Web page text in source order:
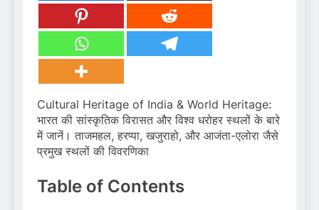
Cultural Heritage of India & World Heritage:
भारत की सांस्कृतिक विरासत और विश्व धरोहर स्थलों के बारे
में जानें। ताजमहल, हरप्पा, खजुराहो, और आजंता-एलोरा जैसे
प्रमुख स्थलों की विवरणिका
Table of Contents